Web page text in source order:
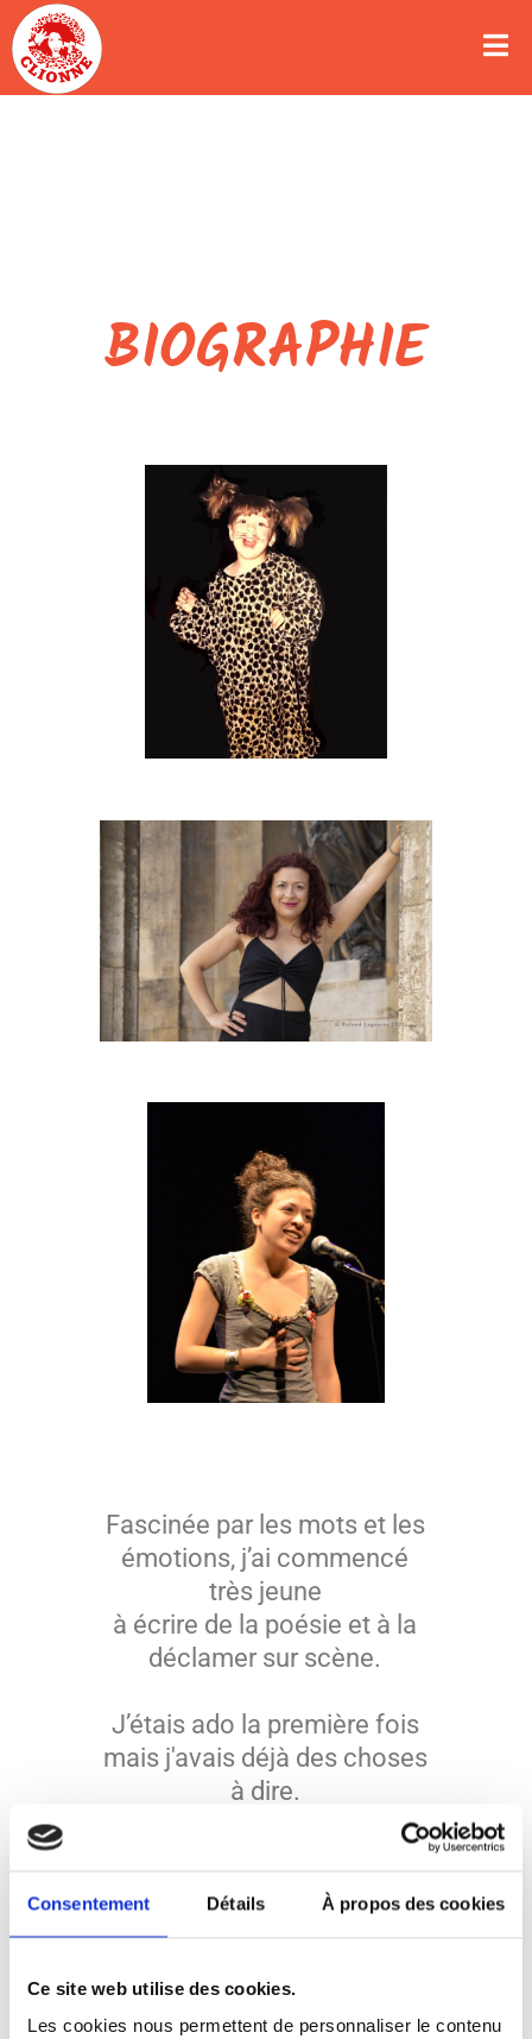
Consentement Détails À propos des cookies
Ce site web utilise des cookies.
Les cookies nous permettent de personnaliser le contenu
BIOGRAPHIE
Fascinée par les mots et les
émotions, j’ai commencé
très jeune
à écrire de la poésie et à la
déclamer sur scène.
J’étais ado la première fois
mais j'avais déjà des choses
à dire.
Ma première expérience sur
étudiante, sur un coup de
challenger.